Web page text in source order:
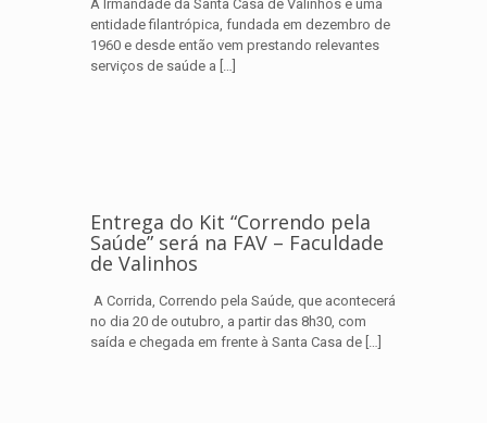
A Irmandade da Santa Casa de Valinhos é uma
entidade filantrópica, fundada em dezembro de
1960 e desde então vem prestando relevantes
serviços de saúde a […]
Entrega do Kit “Correndo pela
Saúde” será na FAV – Faculdade
de Valinhos
A Corrida, Correndo pela Saúde, que acontecerá
no dia 20 de outubro, a partir das 8h30, com
saída e chegada em frente à Santa Casa de […]